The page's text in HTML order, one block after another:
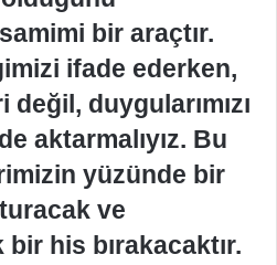
bir araçtır.
ifade ederken,
duygularımızı
aktarmalıyız. Bu
yüzünde bir
ve
his bırakacaktır.